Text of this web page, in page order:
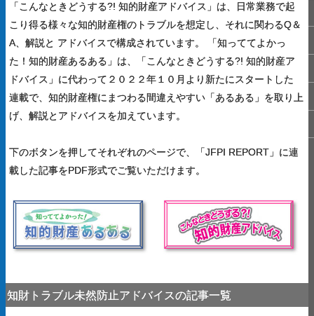
「こんなときどうする?! 知的財産アドバイス」は、日常業務で起
こり得る様々な知的財産権のトラブルを想定し、それに関わるQ＆
A、解説と アドバイスで構成されています。 「知っててよかっ
た！知的財産あるある」は、「こんなときどうする?! 知的財産ア
ドバイス」に代わって２０２２年１０月より新たにスタートした
連載で、知的財産権にまつわる間違えやすい「あるある」を取り上
げ、解説とアドバイスを加えています。
下のボタンを押してそれぞれのページで、「JFPI REPORT」に連
載した記事をPDF形式でご覧いただけます。
知財トラブル未然防止アドバイスの記事一覧